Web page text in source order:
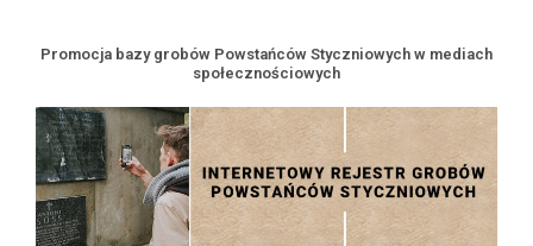
Promocja bazy grobów Powstańców Styczniowych w mediach
społecznościowych